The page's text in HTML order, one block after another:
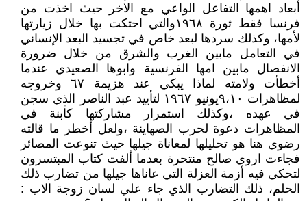
أبعاد اهمها التفاعل الواعي مع الاخر حيث اخذت من
فرنسا فقط ثورة ١٩٦٨والتي احتكت بها خلال زيارتها
لأمها، وكذلك سردها لبعد خاص في تجسيد البعد الإنساني
في التعامل مابين الغرب والشرق من خلال ضرورة
الانفصال مابين امها الفرنسية وابوها الصعيدي عندما
أخطأت ولامته لماذا يبكي عند هزيمة ٦٧ وخروجه
لمظاهرات ٩،١٠يونيو ١٩٦٧ لتأييد عبد الناصر الذي سجن
في عهده ،وكذلك استمرار مشاركتها كأبنة في
المظاهرات دعوة لحرب الصهاينة ،ولعل أخطر ما قالته
رضوي هنا هو تحليلها لمعاناة جيلها حيث تنوعت المصائر
فجاءت اروي صالح منتحرة بعدما ألفت كتاب المبتسرون
لتحكي فيه أزمة العزلة التي عاناها جيلها من تضارب ذلك
الحلم، ذلك التضارب الذي جاء علي لسان زوجة الاب :